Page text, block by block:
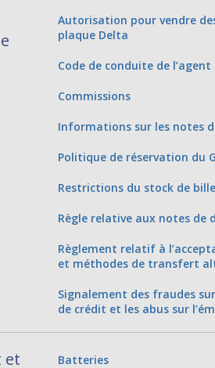
Autorisation pour vendre
plaque Delta
Code de conduite de l’agent
Commissions
Informations sur les notes
Politique de réservation du
Restrictions du stock de
Règle relative aux notes de
Règlement relatif à
et méthodes de transfert
Signalement des fraudes
de crédit et les abus sur
et
Batteries